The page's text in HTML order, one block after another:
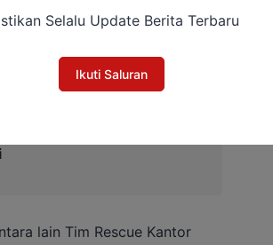
SAR yang terlibat
Pascasarjana UPR, Kuasa
lain Tim Rescue Kantor
Selalu Update Berita Terbaru
Ikuti Saluran